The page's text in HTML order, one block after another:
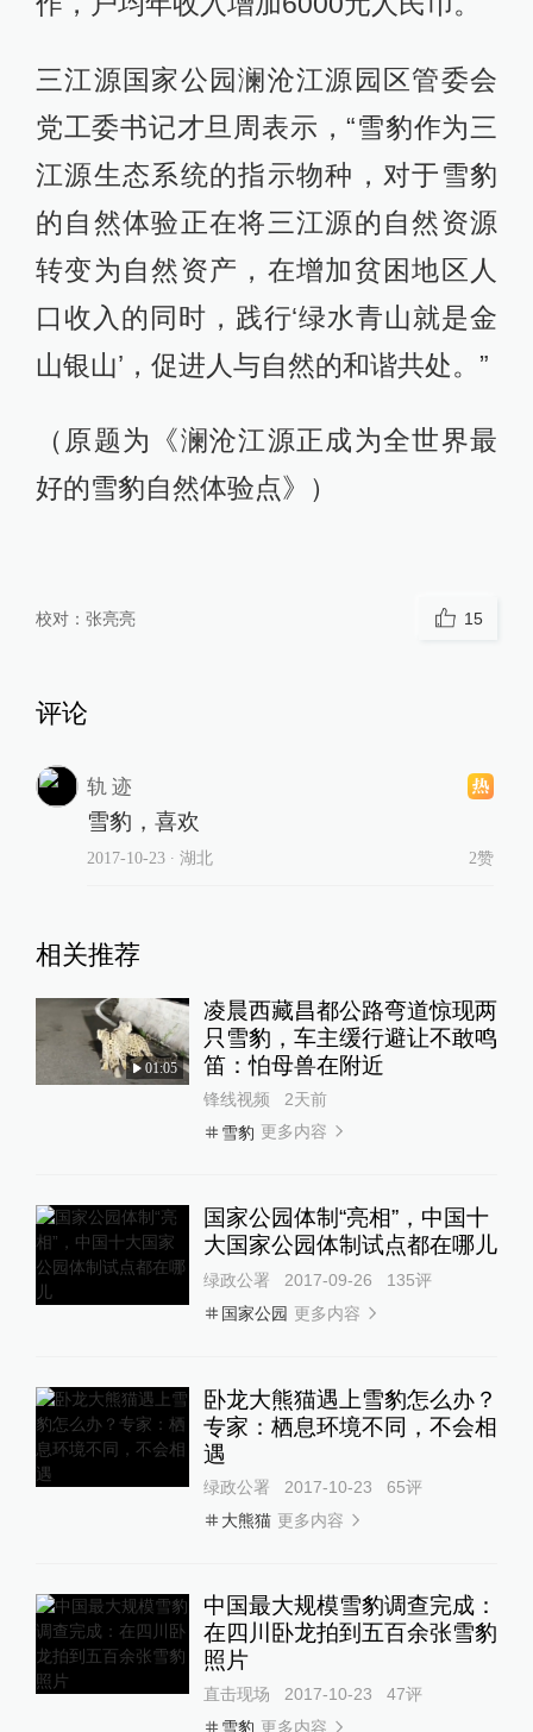
三江源国家公园澜沧江源园区管委会
党工委书记才旦周表示，“雪豹作为三
江源生态系统的指示物种，对于雪豹
的自然体验正在将三江源的自然资源
转变为自然资产，在增加贫困地区人
口收入的同时，践行‘绿水青山就是金
山银山’，促进人与自然的和谐共处。”
（原题为《澜沧江源正成为全世界最
好的雪豹自然体验点》）
校对： 张亮亮 15
评论
轨 迹
雪豹，喜欢
2017-10-23∙ 湖北 2赞
相关推荐
01:05
凌晨西藏昌都公路弯道惊现两
只雪豹，车主缓行避让不敢鸣
笛：怕母兽在附近
锋线视频
2天前
雪豹 更多内容
国家公园体制“亮相”，中国十
大国家公园体制试点都在哪儿
绿政公署 2017-09-26 135评
国家公园 更多内容
卧龙大熊猫遇上雪豹怎么办？
专家：栖息环境不同，不会相
遇
绿政公署 2017-10-23 65评
大熊猫 更多内容
中国最大规模雪豹调查完成：
在四川卧龙拍到五百余张雪豹
照片
直击现场 2017-10-23 47评
雪豹 更多内容